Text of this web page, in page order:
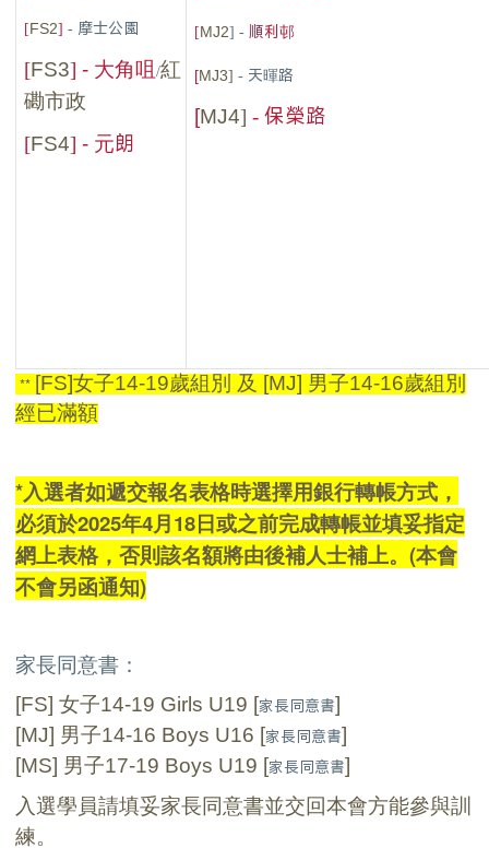
[FS2] - 摩士公園
[FS3] - 大角咀/紅
磡市政
[FS4] - 元朗
[MJ2] -順利邨
[MJ3] - 天暉路
[MJ4] -保榮路
** [FS]女子14-19歲組別 及 [MJ] 男子14-16歲組別
經已滿額
*入選者如遞交報名表格時選擇用銀行轉帳方式，
必須於2025年4月18日或之前完成轉帳並填妥指定
網上表格，否則該名額將由後補人士補上。(本會
不會另函通知)
家長同意書：
[FS]女子14-19 Girls U19 [家長同意書]
[MJ] 男子14-16 Boys U16 [家長同意書]
[MS] 男子17-19 Boys U19 [家長同意書]
入選學員請填妥家長同意書並交回本會方能參與訓
練。